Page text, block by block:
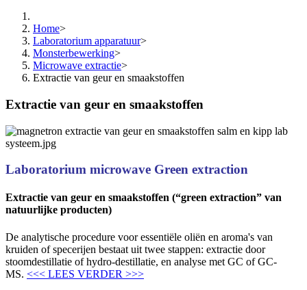
Home>
Laboratorium apparatuur>
Monsterbewerking>
Microwave extractie>
Extractie van geur en smaakstoffen
Extractie van geur en smaakstoffen
Laboratorium microwave Green extraction
Extractie van geur en smaakstoffen (“green extraction” van
natuurlijke producten)
De analytische procedure voor essentiële oliën en aroma's van
kruiden of specerijen bestaat uit twee stappen: extractie door
stoomdestillatie of hydro-destillatie, en analyse met GC of GC-
MS. <<< LEES VERDER >>>